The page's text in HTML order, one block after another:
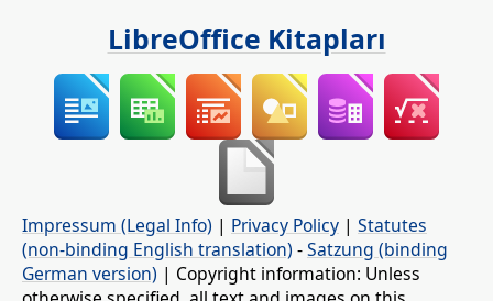
LibreOffice Kitapları
Impressum (Legal Info) | Privacy Policy | Statutes
(non-binding English translation) -Satzung (binding
German version) | Copyright information: Unless